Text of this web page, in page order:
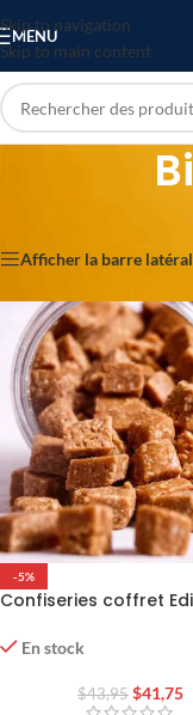
Skip to navigation
Skip to main content
MENU
Afficher la barre
-5%
Confiseries coffret
En stock
$43,95 $41,75